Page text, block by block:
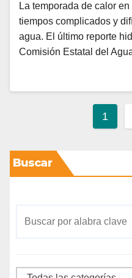
La temporada de calor
tiempos complicados y
agua. El último reporte
Comisión Estatal del
1
Buscar